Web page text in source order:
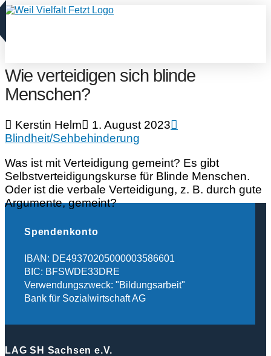
Wie verteidigen sich blinde
Menschen?
Kerstin Helm
1. August 2023
Blindheit/Sehbehinderung
Was ist mit Verteidigung gemeint? Es gibt
Selbstverteidigungskurse für Blinde Menschen.
Oder ist die verbale Verteidigung, z. B. durch gute
Argumente, gemeint?
Spendenkonto
IBAN: DE49370205000003586601
BIC: BFSWDE33DRE
Verwendungszweck: "Bildungsarbeit"
Bank für Sozialwirtschaft AG
LAG SH Sachsen e.V.